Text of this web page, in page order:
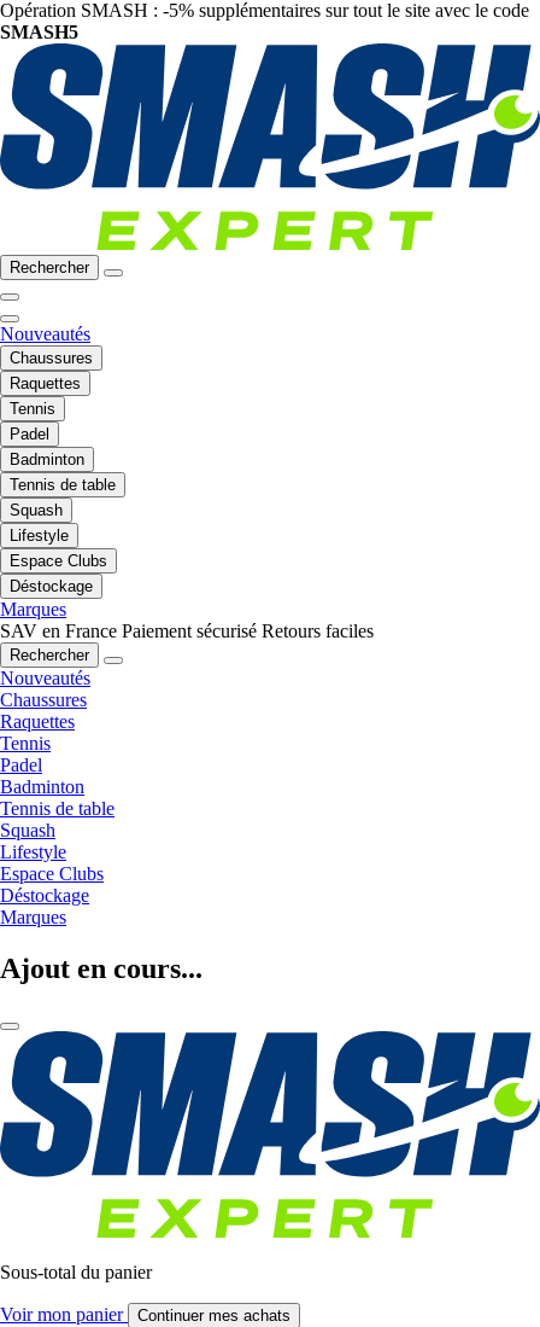
Opération SMASH : -5% supplémentaires sur tout le site avec le code
SMASH5
Rechercher
Nouveautés
Chaussures
Raquettes
Tennis
Padel
Badminton
Tennis de table
Squash
Lifestyle
Espace Clubs
Déstockage
Marques
SAV en France Paiement sécurisé Retours faciles
Rechercher
Nouveautés
Chaussures
Raquettes
Tennis
Padel
Badminton
Tennis de table
Squash
Lifestyle
Espace Clubs
Déstockage
Marques
Ajout en cours...
Sous-total du panier
Voir mon panier Continuer mes achats